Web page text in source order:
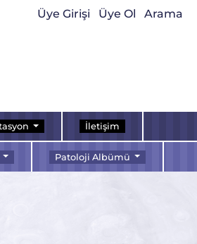
Üye Girişi Üye Ol Arama
İletişim
Patoloji Albümü